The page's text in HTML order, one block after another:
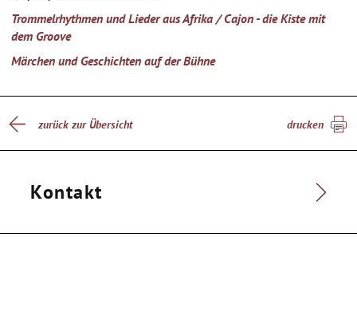
Trommelrhythmen und Lieder aus Afrika / Cajon - die Kiste mit
dem Groove
Märchen und Geschichten auf der Bühne
zurück zur Übersicht drucken
Kontakt